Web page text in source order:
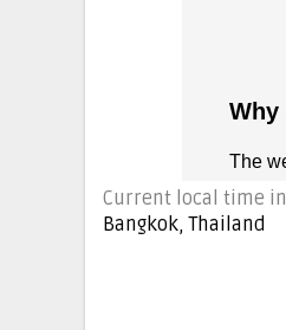
Current local time in
Bangkok, Thailand